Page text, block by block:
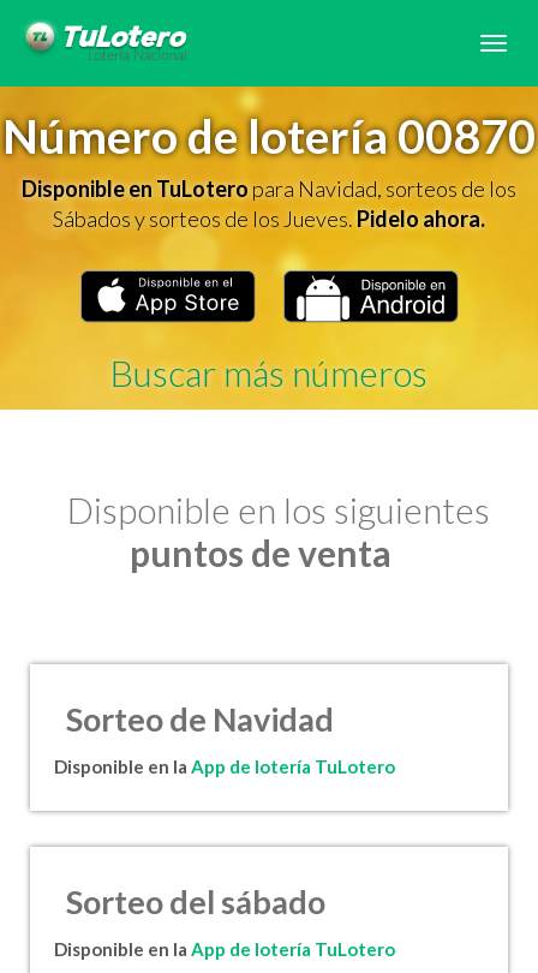
Número de lotería 00870
Disponible en TuLoteropara Navidad, sorteos de los
Sábados y sorteos de los Jueves.Pidelo ahora.
Buscar más números
Disponible en los siguientes
puntos de venta
Sorteo de Navidad
Disponible en la App de lotería TuLotero
Sorteo del sábado
Disponible en la App de lotería TuLotero